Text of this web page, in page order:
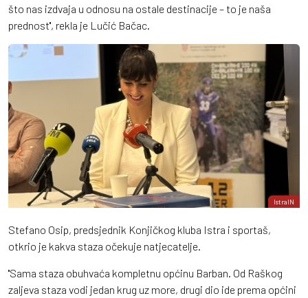
što nas izdvaja u odnosu na ostale destinacije – to je naša
prednost'', rekla je Lučić Bačac.
IstraIN
Stefano Osip, predsjednik Konjičkog kluba Istra i sportaš,
otkrio je kakva staza očekuje natjecatelje.
''Sama staza obuhvaća kompletnu općinu Barban. Od Raškog
zaljeva staza vodi jedan krug uz more, drugi dio ide prema općini